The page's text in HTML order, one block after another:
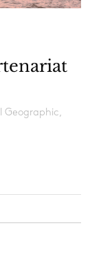
Geographic